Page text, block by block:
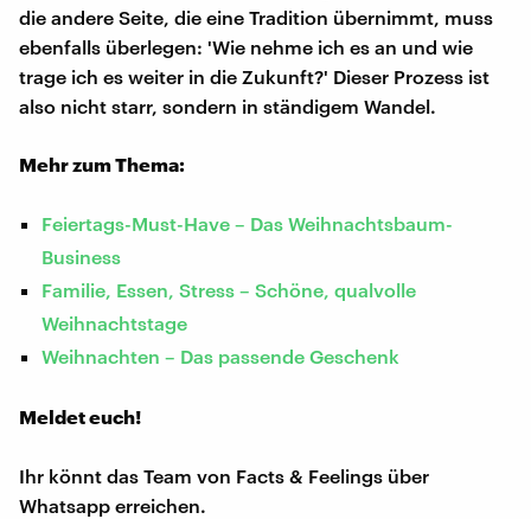
die andere Seite, die eine Tradition übernimmt, muss
ebenfalls überlegen: 'Wie nehme ich es an und wie
trage ich es weiter in die Zukunft?' Dieser Prozess ist
also nicht starr, sondern in ständigem Wandel.
Mehr zum Thema:
Feiertags-Must-Have – Das Weihnachtsbaum-
Business
Familie, Essen, Stress – Schöne, qualvolle
Weihnachtstage
Weihnachten – Das passende Geschenk
Meldet euch!
Ihr könnt das Team von Facts & Feelings über
Whatsapp erreichen.